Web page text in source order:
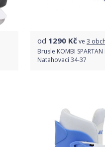
od 1290 Kčve 3
Brusle KOMBI SPARTAN
Natahovací 34-37